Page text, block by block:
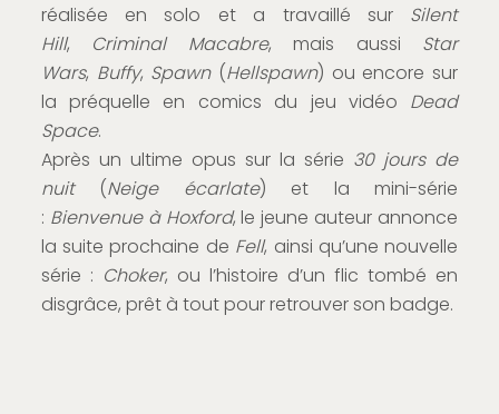
réalisée en solo et a travaillé sur Silent
Hill, Criminal Macabre, mais aussi Star
Wars, Buffy, Spawn(Hellspawn) ou encore sur
la préquelle en comics du jeu vidéo Dead
Space.
Après un ultime opus sur la série 30 jours de
nuit(Neige écarlate) et la mini-série
: Bienvenue à Hoxford, le jeune auteur annonce
la suite prochaine de Fell, ainsi qu’une nouvelle
série : Choker, ou l’histoire d’un flic tombé en
disgrâce, prêt à tout pour retrouver son badge.